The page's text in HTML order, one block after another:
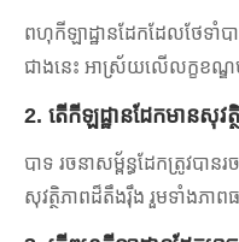
ពហុកីឡាដ្ឋានដែកដែលថែទាំប
ជាងនេះ អាស្រ័យលើលក្ខខណ្ឌប
2. តើកីឡដ្ឋានដែកមានសុវត្
បាទ រចនាសម្ព័ន្ធដែកត្រូវបា
សុវត្ថិភាពដ៏តឹងរ៉ឹង រួមទាំងភា